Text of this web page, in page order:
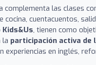
complementa las clases
cocina, cuentacuentos,
Kids&Us, tienen como
la participación activa de
experiencias en inglés,